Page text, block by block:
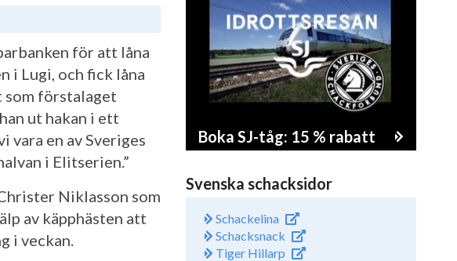
för att låna
i Lugi, och fick låna
som förstalaget
ut hakan i ett
vara en av Sveriges
i Elitserien.”
Niklasson som
av käpphästen att
i veckan.
Boka SJ-tåg: 15 % rabatt
Svenska schacksidor
Schackelina
Schacksnack
Tiger Hillarp